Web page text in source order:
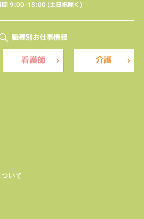
間 9:00-18:00 (土日祝除く)
職種別お仕事情報
看護師 介護
いて